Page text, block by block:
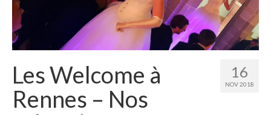
16
NOV 2018
Les Welcome à
Rennes – Nos